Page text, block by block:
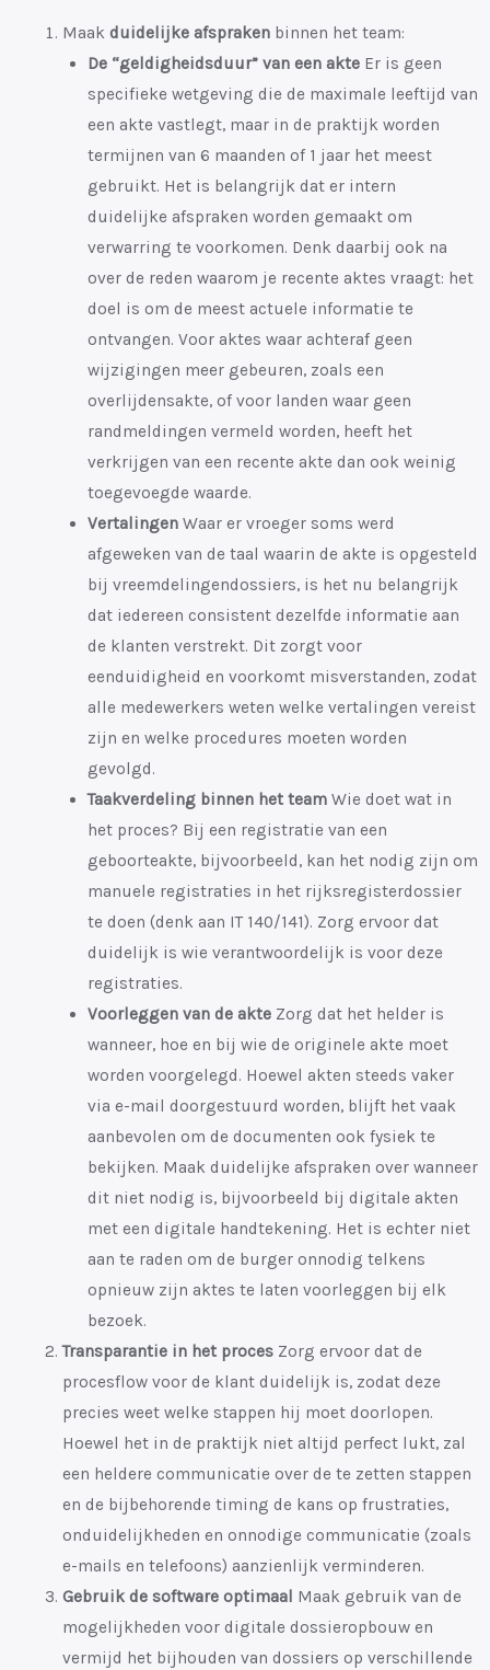
Maak duidelijke afsprakenbinnen het team:
De “geldigheidsduur” van een akte Er is geen
specifieke wetgeving die de maximale leeftijd van
een akte vastlegt, maar in de praktijk worden
termijnen van 6 maanden of 1 jaar het meest
gebruikt. Het is belangrijk dat er intern
duidelijke afspraken worden gemaakt om
verwarring te voorkomen. Denk daarbij ook na
over de reden waarom je recente aktes vraagt: het
doel is om de meest actuele informatie te
ontvangen. Voor aktes waar achteraf geen
wijzigingen meer gebeuren, zoals een
overlijdensakte, of voor landen waar geen
randmeldingen vermeld worden, heeft het
verkrijgen van een recente akte dan ook weinig
toegevoegde waarde.
VertalingenWaar er vroeger soms werd
afgeweken van de taal waarin de akte is opgesteld
bij vreemdelingendossiers, is het nu belangrijk
dat iedereen consistent dezelfde informatie aan
de klanten verstrekt. Dit zorgt voor
eenduidigheid en voorkomt misverstanden, zodat
alle medewerkers weten welke vertalingen vereist
zijn en welke procedures moeten worden
gevolgd.
Taakverdeling binnen het team Wie doet wat in
het proces? Bij een registratie van een
geboorteakte, bijvoorbeeld, kan het nodig zijn om
manuele registraties in het rijksregisterdossier
te doen (denk aan IT 140/141). Zorg ervoor dat
duidelijk is wie verantwoordelijk is voor deze
registraties.
Voorleggen van de akte Zorg dat het helder is
wanneer, hoe en bij wie de originele akte moet
worden voorgelegd. Hoewel akten steeds vaker
via e-mail doorgestuurd worden, blijft het vaak
aanbevolen om de documenten ook fysiek te
bekijken. Maak duidelijke afspraken over wanneer
dit niet nodig is, bijvoorbeeld bij digitale akten
met een digitale handtekening. Het is echter niet
aan te raden om de burger onnodig telkens
opnieuw zijn aktes te laten voorleggen bij elk
bezoek.
Transparantie in het procesZorg ervoor dat de
procesflow voor de klant duidelijk is, zodat deze
precies weet welke stappen hij moet doorlopen.
Hoewel het in de praktijk niet altijd perfect lukt, zal
een heldere communicatie over de te zetten stappen
en de bijbehorende timing de kans op frustraties,
onduidelijkheden en onnodige communicatie (zoals
e-mails en telefoons) aanzienlijk verminderen.
Gebruik de software optimaal Maak gebruik van de
mogelijkheden voor digitale dossieropbouw en
vermijd het bijhouden van dossiers op verschillende